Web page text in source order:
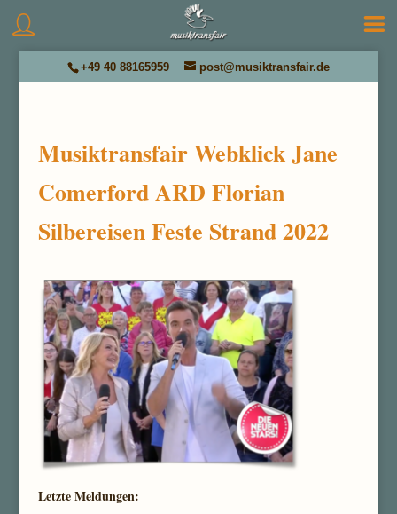
+49 40 88165959 post@musiktransfair.de
Musiktransfair Webklick Jane
Comerford ARD Florian
Silbereisen Feste Strand 2022
Letzte Meldungen: